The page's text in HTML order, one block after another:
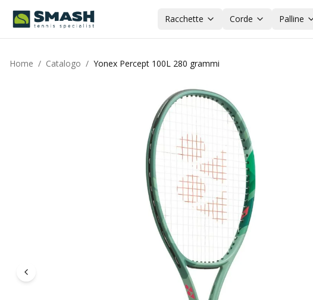
Racchette Corde Palline
Home / Catalogo / Yonex Percept 100L 280 grammi